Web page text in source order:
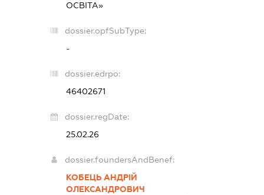
ОСВІТА»
dossier.opfSubType:
-
dossier.edrpo:
46402671
dossier.regDate:
25.02.26
dossier.foundersAndBenef:
КОБЕЦЬ АНДРІЙ
ОЛЕКСАНДРОВИЧ